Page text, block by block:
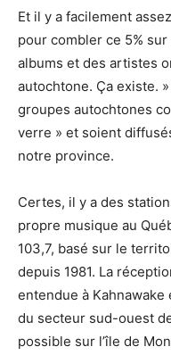
Et il y a facilement
pour combler ce 5%
albums et des artistes
autochtone. Ça existe.
groupes autochtones
verre » et soient
notre province.
Certes, il y a des
propre musique au
103,7, basé sur le
depuis 1981. La
entendue à
du secteur sud-ouest
possible sur l’île de